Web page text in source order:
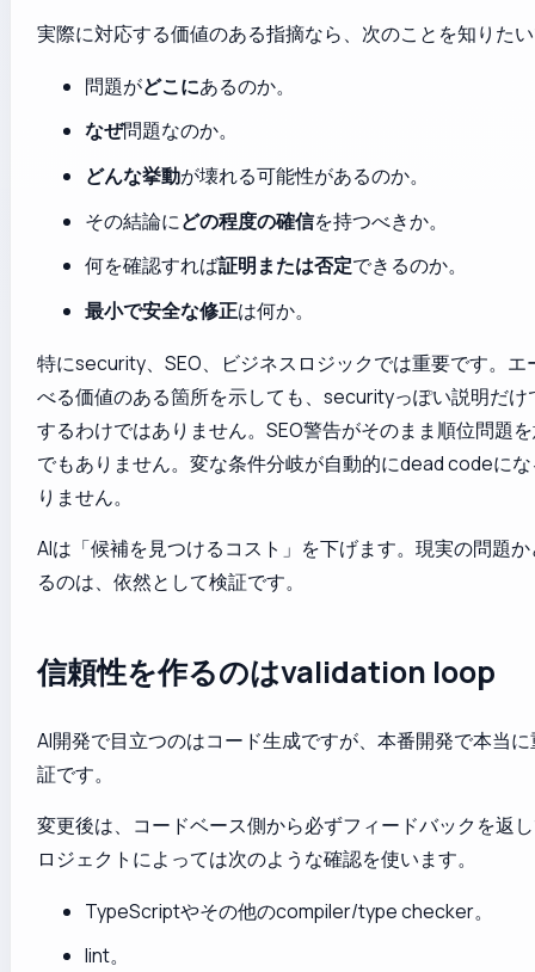
実際に対応する価値のある指摘なら、次のことを知りた
問題がどこにあるのか。
なぜ問題なのか。
どんな挙動が壊れる可能性があるのか。
その結論にどの程度の確信を持つべきか。
何を確認すれば証明または否定できるのか。
最小で安全な修正は何か。
特にsecurity、SEO、ビジネスロジックでは重要です。エ
べる価値のある箇所を示しても、securityっぽい説明だけ
するわけではありません。SEO警告がそのまま順位問題
でもありません。変な条件分岐が自動的にdead codeに
りません。
AIは「候補を見つけるコスト」を下げます。現実の問題
るのは、依然として検証です。
信頼性を作るのはvalidation loop
AI開発で目立つのはコード生成ですが、本番開発で本当
証です。
変更後は、コードベース側から必ずフィードバックを返
ロジェクトによっては次のような確認を使います。
TypeScriptやその他のcompiler/type checker。
lint。